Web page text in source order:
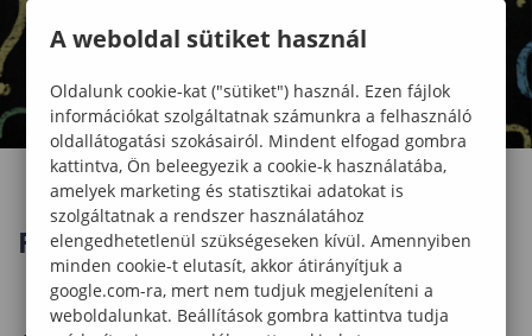
Felvételi segédlet
A weboldal sütiket használ
Oldalunk cookie-kat ("sütiket") használ. Ezen fájlok
információkat szolgáltatnak számunkra a felhasználó
oldallátogatási szokásairól. Mindent elfogad gombra
kattintva, Ön beleegyezik a cookie-k használatába,
amelyek marketing és statisztikai adatokat is
szolgáltatnak a rendszer használatához
elengedhetetlenül szükségeseken kívül. Amennyiben
minden cookie-t elutasít, akkor átirányítjuk a
google.com-ra, mert nem tudjuk megjeleníteni a
weboldalunkat. Beállítások gombra kattintva tudja